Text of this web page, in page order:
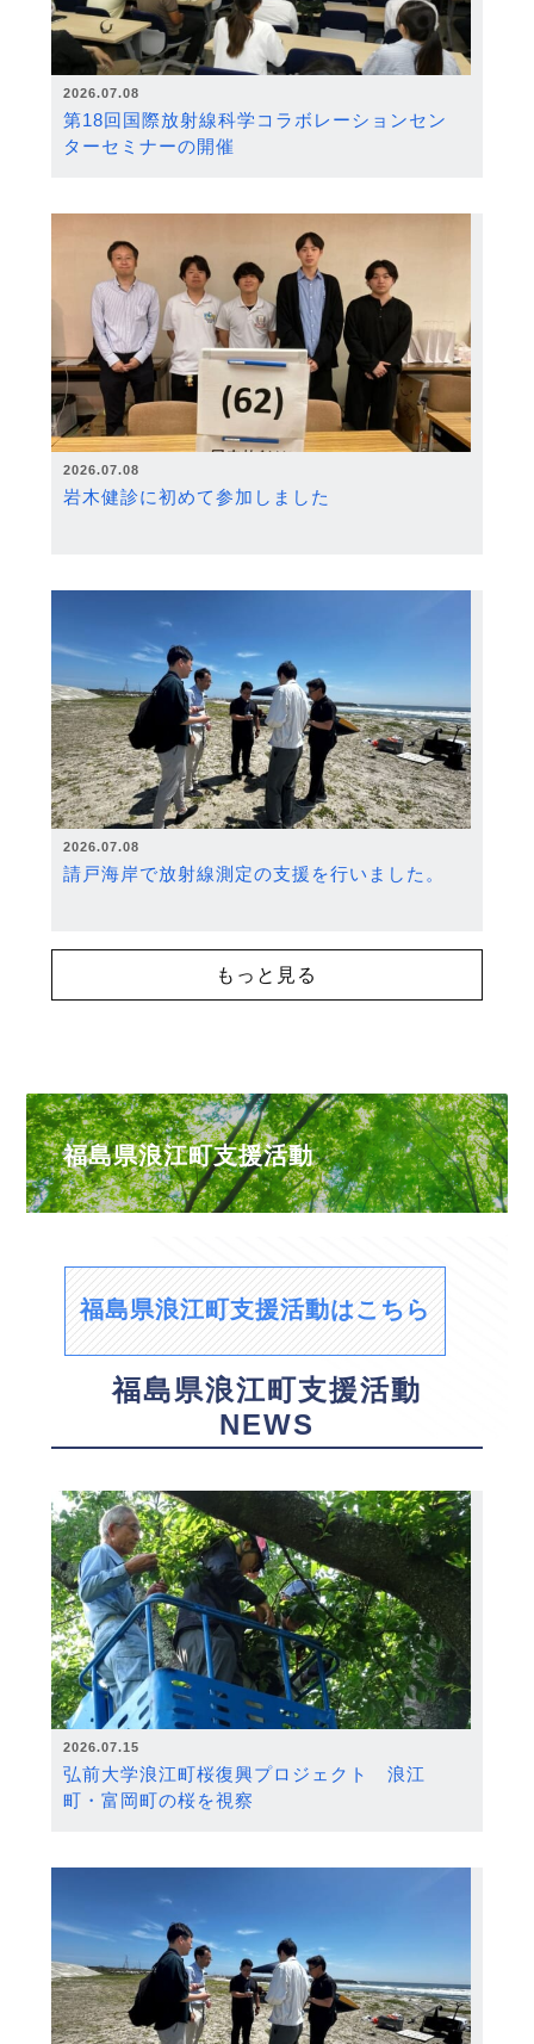
2026.07.08
第18回国際放射線科学コラボレーションセン
ターセミナーの開催
2026.07.08
岩木健診に初めて参加しました
2026.07.08
請戸海岸で放射線測定の支援を行いました。
もっと見る
福島県浪江町支援活動
福島県浪江町支援活動はこちら
福島県浪江町支援活動
NEWS
2026.07.15
弘前大学浪江町桜復興プロジェクト 浪江
町・富岡町の桜を視察